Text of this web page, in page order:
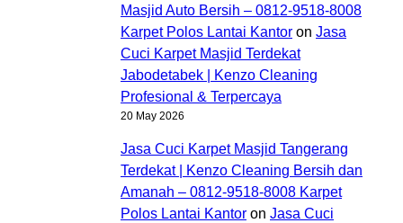
Masjid Auto Bersih – 0812-9518-8008
Karpet Polos Lantai Kantor on Jasa
Cuci Karpet Masjid Terdekat
Jabodetabek | Kenzo Cleaning
Profesional & Terpercaya
20 May 2026
Jasa Cuci Karpet Masjid Tangerang
Terdekat | Kenzo Cleaning Bersih dan
Amanah – 0812-9518-8008 Karpet
Polos Lantai Kantor on Jasa Cuci